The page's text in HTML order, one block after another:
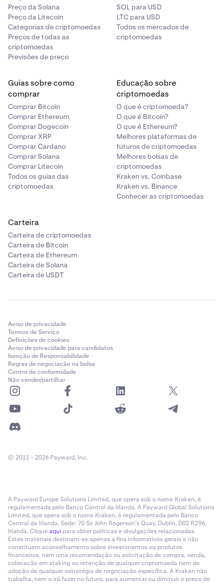
Preço da Solana
Preço da Litecoin
Categorias de criptomoedas
Preços de todas as
criptomoedas
Previsões de preço
SOL para USD
LTC para USD
Todos os mercados de
criptomoedas
Guias sobre como
comprar
Comprar Bitcoin
Comprar Ethereum
Comprar Dogecoin
Comprar XRP
Comprar Cardano
Comprar Solana
Comprar Litecoin
Todos os guias das
criptomoedas
Educação sobre
criptomoedas
O que é criptomoeda?
O que é Bitcoin?
O que é Ethereum?
Melhores plataformas de
futuros de criptomoedas
Melhores bolsas de
criptomoedas
Kraken vs. Coinbase
Kraken vs. Binance
Conhecer as criptomoedas
Carteira
Carteira de criptomoedas
Carteira de Bitcoin
Carteira de Ethereum
Carteira de Solana
Carteira de USDT
Aviso de privacidade
Termos de Serviço
Definições de cookies
Aviso de privacidade para candidatos
Isenção de Responsabilidade
Regras de negociação na bolsa
Centro de conformidade
Não vender/partilhar
© 2011 - 2026 Payward, Inc.
A Payward Europe Solutions Limited, que opera sob o nome Kraken, é
regulamentada pelo Banco Central da Irlanda. A Payward Global Solutions
Limited, que opera sob o nome Kraken, é regulamentada pelo Banco
Central da Irlanda. Sede: 70 Sir John Rogerson’s Quay, Dublin, D02 R296,
Irlanda. Cliqueaqui para obter políticas e divulgações relacionadas.
Estes materiais destinam-se apenas a fins informativos gerais e não
constituem aconselhamento sobre investimentos ou produtos
financeiros, nem uma recomendação ou solicitação de compra, venda,
colocação em staking ou retenção de qualquer criptomoeda nem de
adoção de qualquer estratégia de negociação específica. A Kraken não
trabalha, nem o irá fazer no futuro, para aumentar ou diminuir o preço de